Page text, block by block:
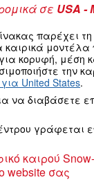
σε USA -
παρέχει τη
μοντέλα
κορυφή, μέση
την
United States.
να διαβάσετε
γράφεται
καιρού Snow-
website σας